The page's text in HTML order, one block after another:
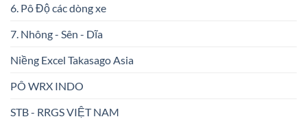
6. Pô Độ các dòng xe
7. Nhông - Sên - Dĩa
Niềng Excel Takasago Asia
PÔ WRX INDO
STB - RRGS VIỆT NAM